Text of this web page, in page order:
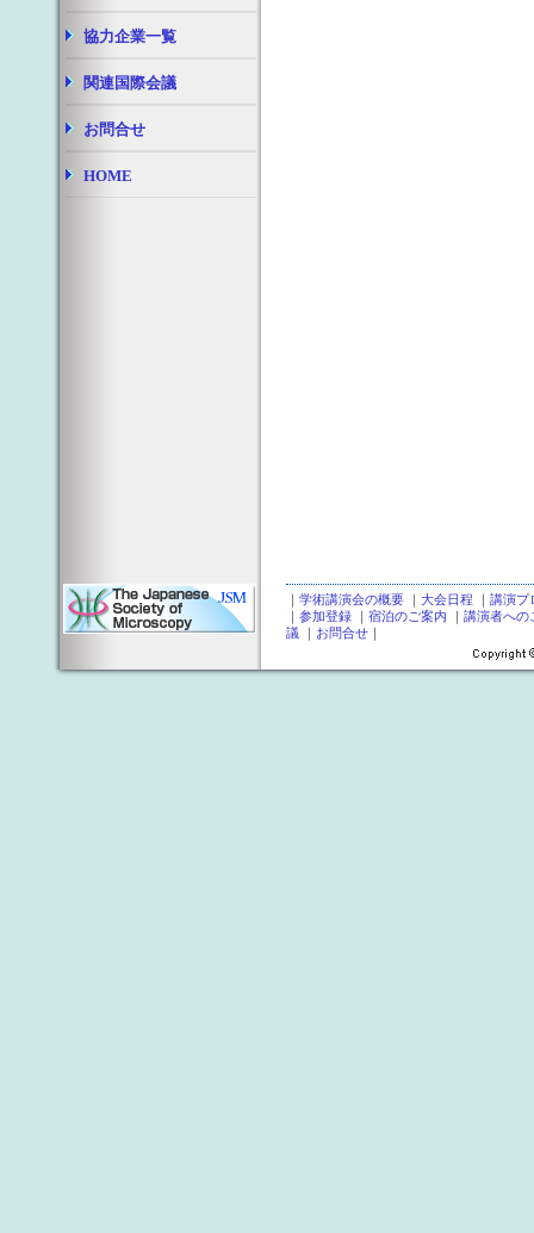
協力企業一覧
関連国際会議
お問合せ
HOME
｜ 学術講演会の概要 ｜ 大会日程 ｜ 講演プ
｜ 参加登録 ｜ 宿泊のご案内 ｜ 講演者への
議 ｜ お問合せ ｜